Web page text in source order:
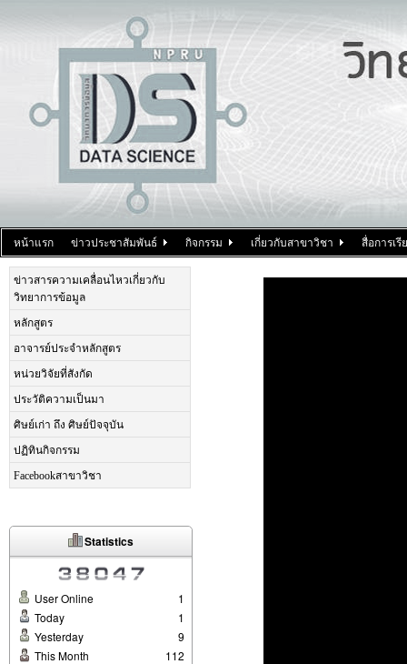
หน้าแรก ข่าวประชาสัมพันธ์ กิจกรรม เกี่ยวกับสาขาวิชา สื่อการเ
ข่าวสารความเคลื่อนไหวเกี่ยวกับ
วิทยาการข้อมูล
หลักสูตร
อาจารย์ประจำหลักสูตร
หน่วยวิจัยที่สังกัด
ประวัติความเป็นมา
ศิษย์เก่า ถึง ศิษย์ปัจจุบัน
ปฏิทินกิจกรรม
Facebookสาขาวิชา
Statistics
User Online
1
Today
1
Yesterday
9
This Month
112